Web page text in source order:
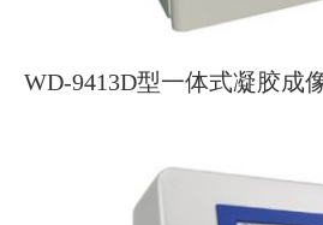
WD-9413D型一体式凝胶成